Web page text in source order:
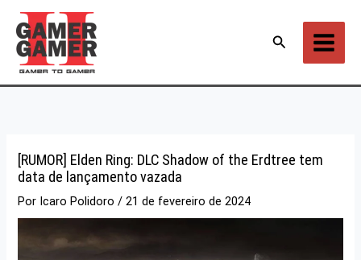
para
conteúdo
Pesquisar
[RUMOR] Elden Ring: DLC Shadow of the Erdtree tem
data de lançamento vazada
Por Icaro Polidoro/21 de fevereiro de 2024